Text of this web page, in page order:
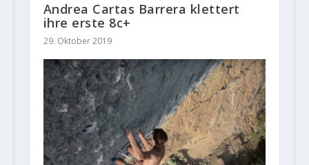
Andrea Cartas Barrera klettert
ihre erste 8c+
29. Oktober 2019